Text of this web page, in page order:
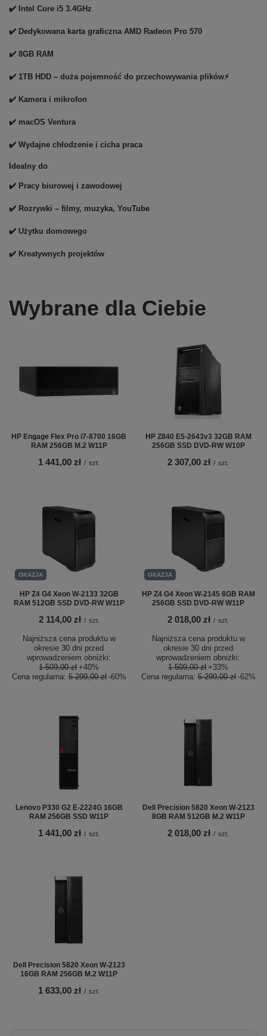
✔️ Intel Core i5 3.4GHz
✔️ Dedykowana karta graficzna AMD Radeon Pro 570
✔️ 8GB RAM
✔️ 1TB HDD – duża pojemność do przechowywania plików⚡
✔️ Kamera i mikrofon
✔️ macOS Ventura
✔️ Wydajne chłodzenie i cicha praca
Idealny do
✔️ Pracy biurowej i zawodowej
✔️ Rozrywki – filmy, muzyka, YouTube
✔️ Użytku domowego
✔️ Kreatywnych projektów
Wybrane dla Ciebie
HP Engage Flex Pro i7-8700 16GB
RAM 256GB M.2 W11P
1 441,00 zł / szt.
HP Z840 E5-2643v3 32GB RAM
256GB SSD DVD-RW W10P
2 307,00 zł / szt.
OKAZJA
HP Z4 G4 Xeon W-2133 32GB
RAM 512GB SSD DVD-RW W11P
2 114,00 zł / szt.
Najniższa cena produktu w
okresie 30 dni przed
wprowadzeniem obniżki:
1 509,00 zł +40%
Cena regularna:5 299,00 zł -60%
OKAZJA
HP Z4 G4 Xeon W-2145 8GB RAM
256GB SSD DVD-RW W11P
2 018,00 zł / szt.
Najniższa cena produktu w
okresie 30 dni przed
wprowadzeniem obniżki:
1 509,00 zł +33%
Cena regularna:5 299,00 zł -62%
Lenovo P330 G2 E-2224G 16GB
RAM 256GB SSD W11P
1 441,00 zł / szt.
Dell Precision 5820 Xeon W-2123
8GB RAM 512GB M.2 W11P
2 018,00 zł / szt.
Dell Precision 5820 Xeon W-2123
16GB RAM 256GB M.2 W11P
1 633,00 zł / szt.